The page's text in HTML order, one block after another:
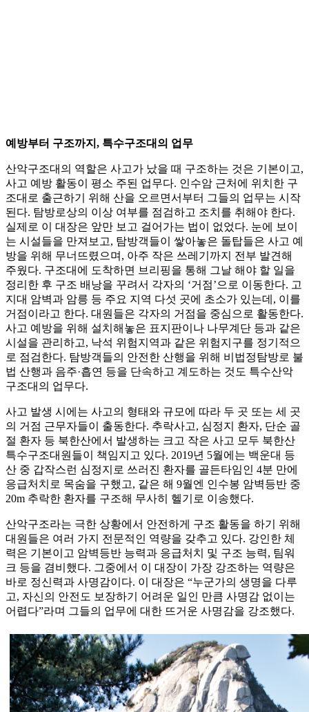
예방부터 구조까지, 특수구조대의 업무
산악구조대의 역할은 사고가 났을 때 구조하는 것은 기본이고,
사고 예방 활동이 평소 주된 업무다. 인수암 근처에 위치한 구
조대로 출근하기 위해 산을 오르면서부터 그들의 업무는 시작
된다. 탐방로상의 이상 여부를 점검하고 조치를 취해야 한다.
실제로 이 대장은 앞만 보고 걸어가는 법이 없었다. 눈에 보이
는 시설들을 만져보고, 탐방객들이 쌓아놓은 돌탑들은 사고 예
방을 위해 무너뜨렸으며, 아주 작은 쓰레기까지 전부 발견해
주웠다. 구조대에 도착하면 브리핑을 통해 그날 해야 할 일을
정리한 후 구조 배낭을 꾸려서 각자의 ‘거점’으로 이동한다. 고
지대 암벽과 암릉 등 주요 지역 다섯 곳에 초소가 있는데, 이를
거점이라고 한다. 대원들은 각자의 거점을 중심으로 활동한다.
사고 예방을 위해 설치해놓은 표지판이나 나무계단 등과 같은
시설을 관리하고, 낙석 위험지역과 같은 위험지구를 정기적으
로 점검한다. 탐방객들의 안전한 산행을 위해 비법정탐방로 불
법 산행과 음주·흡연 등을 단속하고 계도하는 것도 특수산악
구조대의 업무다.
사고 발생 시에는 사고의 형태와 규모에 따라 두 곳 또는 세 곳
의 거점 근무자들이 출동한다. 추락사고, 심정지 환자, 단순 골
절 환자 등 북한산에서 발생하는 크고 작은 사고 모두 북한산
특수구조대원들이 책임지고 있다. 2019년 5월에는 백운대 등
산 중 갑작스런 심정지로 쓰러진 환자를 골든타임인 4분 만에
응급처치로 목숨을 구했고, 같은 해 9월엔 인수봉 암벽등반 중
20m 추락한 환자를 구조해 무사히 헬기로 이송했다.
산악구조라는 극한 상황에서 안전하게 구조 활동을 하기 위해
대원들은 여러 가지 전문적인 역량을 갖추고 있다. 강인한 체
력은 기본이고 암벽등반 능력과 응급처치 및 구조 능력, 팀워
크 등을 겸비했다. 그중에서 이 대장이 가장 강조하는 역량은
바로 정신력과 사명감이다. 이 대장은 “누군가의 생명을 다루
고, 자신의 안전도 보장하기 어려운 일인 만큼 사명감 없이는
어렵다”라며 그들의 업무에 대한 뜨거운 사명감을 강조했다.